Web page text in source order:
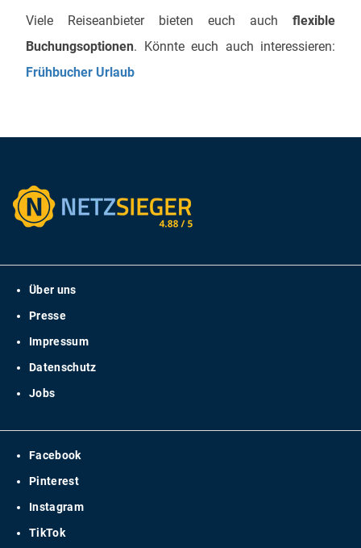
Viele Reiseanbieter bieten euch auch flexible
Buchungsoptionen. Könnte euch auch interessieren:
Frühbucher Urlaub
Über uns
Presse
Impressum
Datenschutz
Jobs
Facebook
Pinterest
Instagram
TikTok